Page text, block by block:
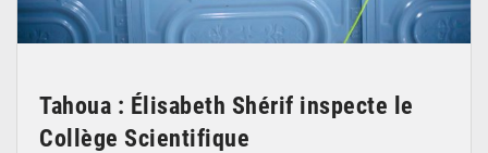
Tahoua : Élisabeth Shérif inspecte le
Collège Scientifique